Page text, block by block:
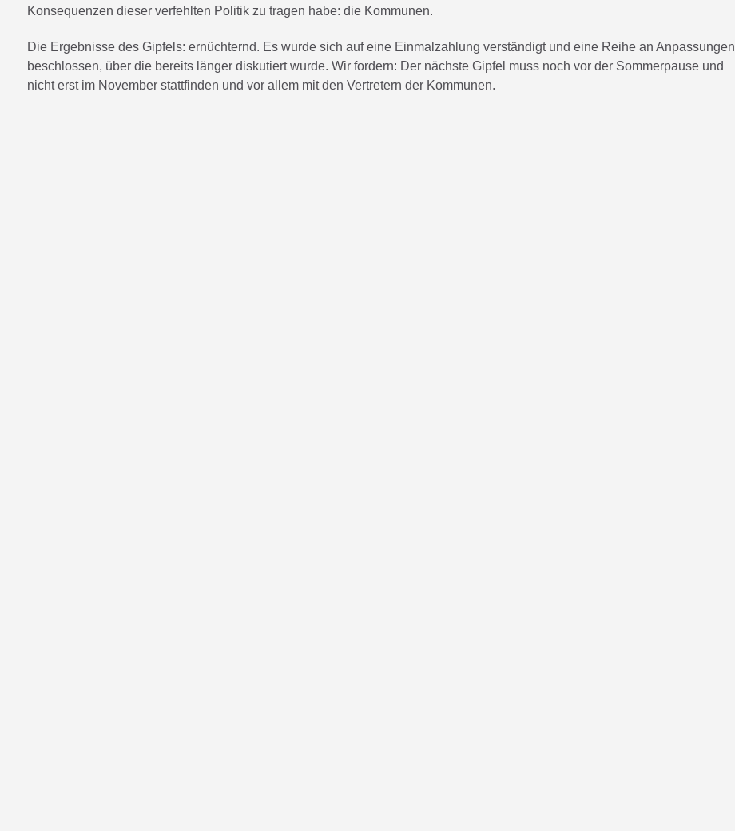
Konsequenzen dieser verfehlten Politik zu tragen habe: die Kommunen.
Die Ergebnisse des Gipfels: ernüchternd. Es wurde sich auf eine Einmalzahlung verständigt und eine Reihe an Anpassungen
beschlossen, über die bereits länger diskutiert wurde. Wir fordern: Der nächste Gipfel muss noch vor der Sommerpause und
nicht erst im November stattfinden und vor allem mit den Vertretern der Kommunen.